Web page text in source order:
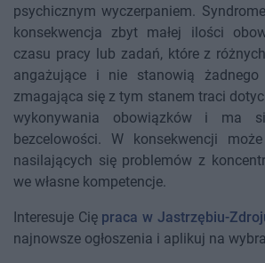
psychicznym wyczerpaniem.
konsekwencja zbyt małej ilości
czasu pracy lub zadań, które z
angażujące i nie stanowią żadnego
zmagająca się z tym stanem traci
wykonywania obowiązków i ma
bezcelowości. W konsekwencji
nasilających się problemów z
we własne kompetencje.
Interesuje Cię praca w Jastrzębiu-
najnowsze ogłoszenia i aplikuj na